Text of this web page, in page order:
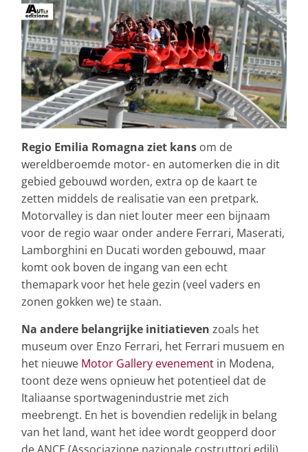
Regio Emilia Romagna ziet kans om de
wereldberoemde motor- en automerken die in dit
gebied gebouwd worden, extra op de kaart te
zetten middels de realisatie van een pretpark.
Motorvalley is dan niet louter meer een bijnaam
voor de regio waar onder andere Ferrari, Maserati,
Lamborghini en Ducati worden gebouwd, maar
komt ook boven de ingang van een echt
themapark voor het hele gezin (veel vaders en
zonen gokken we) te staan.
Na andere belangrijke initiatieven zoals het
museum over Enzo Ferrari, het Ferrari musuem en
het nieuwe Motor Gallery evenement in Modena,
toont deze wens opnieuw het potentieel dat de
Italiaanse sportwagenindustrie met zich
meebrengt. En het is bovendien redelijk in belang
van het land, want het idee wordt geopperd door